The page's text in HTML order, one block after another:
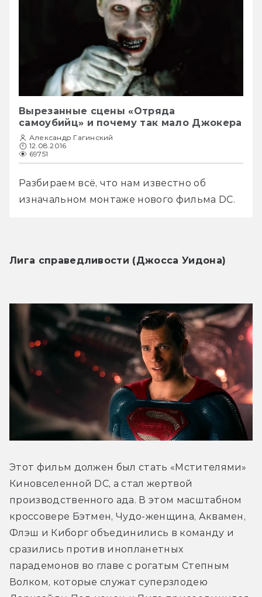
Вырезанные сцены «Отряда
самоубийц» и почему так мало Джокера
Александр Гагинский
12.08.2016
69751
Разбираем всё, что нам известно об
изначальном монтаже нового фильма DC.
Лига справедливости (Джосса Уидона)
Этот фильм должен был стать «Мстителями»
Киновселенной DC, а стал жертвой
производственного ада. В этом масштабном
кроссовере Бэтмен, Чудо-женщина, Аквамен,
Флэш и Киборг объединились в команду и
сразились против инопланетных
парадемонов во главе с рогатым Степным
Волком, которые служат суперзлодею